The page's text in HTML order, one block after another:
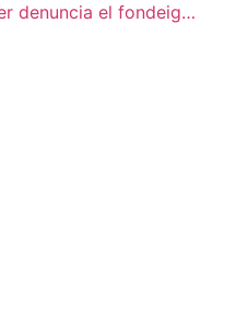
denuncia el fondeig…